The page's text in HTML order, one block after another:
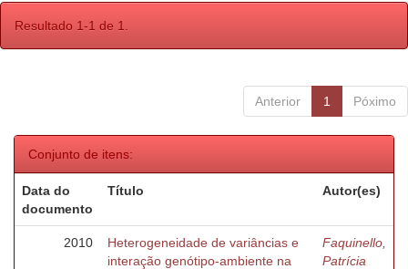
Resultado 1-1 de 1.
Anterior 1 Póximo
Conjunto de itens:
Data do
documento
Título Autor(es)
2010
Heterogeneidade de variâncias e
interação genótipo-ambiente na
Faquinello,
Patrícia